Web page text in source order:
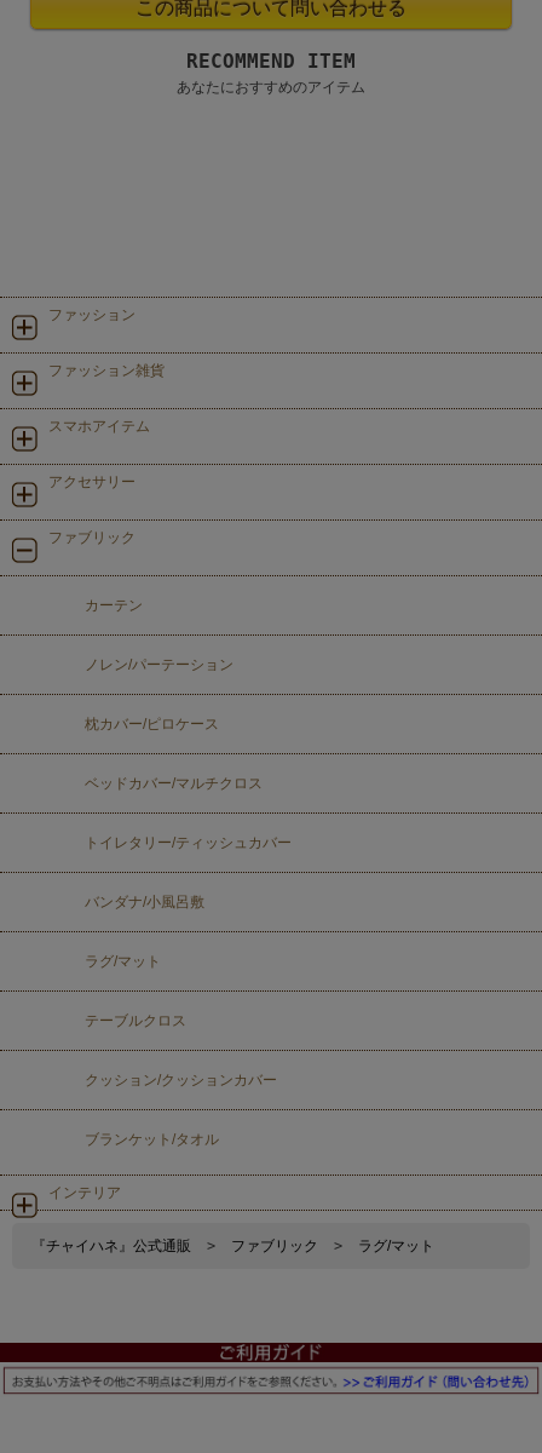
RECOMMEND ITEM
あなたにおすすめのアイテム
ファッション
ファッション雑貨
スマホアイテム
アクセサリー
ファブリック
カーテン
ノレン/パーテーション
枕カバー/ピロケース
ベッドカバー/マルチクロス
トイレタリー/ティッシュカバー
バンダナ/小風呂敷
ラグ/マット
テーブルクロス
クッション/クッションカバー
ブランケット/タオル
インテリア
『チャイハネ』公式通販 > ファブリック > ラグ/マット